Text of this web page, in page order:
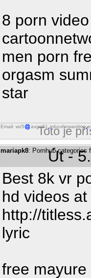
8 porn
men porn
orgasm
star
Email: wz5 avgo61 inboxforwarding
Toto je
mariapk8: Pornhub categories
Út -
Best 8k vr
hd videos
http://
lyric
free